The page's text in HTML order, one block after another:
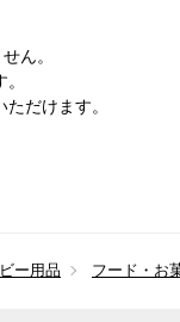
ん。
だけます。
ー用品 フード・お